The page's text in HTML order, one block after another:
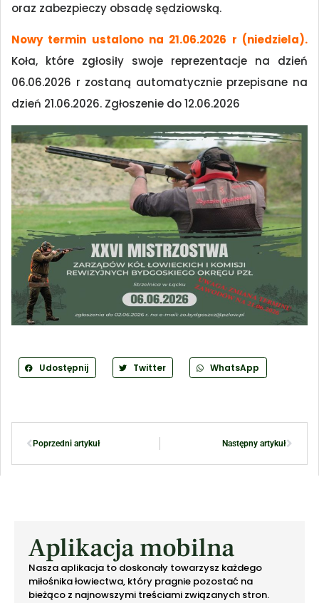
oraz zabezpieczy obsadę sędziowską.
Nowy termin ustalono na 21.06.2026 r (niedziela).
Koła, które zgłosiły swoje reprezentacje na dzień
06.06.2026 r zostaną automatycznie przepisane na
dzień 21.06.2026. Zgłoszenie do 12.06.2026
Udostępnij Twitter WhatsApp
Poprzedni artykuł Następny artykuł
Aplikacja mobilna
Nasza aplikacja to doskonały towarzysz każdego
miłośnika łowiectwa, który pragnie pozostać na
bieżąco z najnowszymi treściami związanych stron.